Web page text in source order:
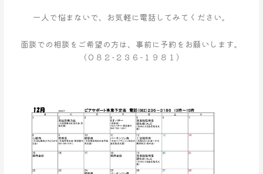
一人で悩まないで、お気軽に電話してみてください。
面談での相談をご希望の方は、事前に予約をお願いします。
（０８２−２３６−１９８１）